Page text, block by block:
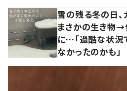
雪の残る冬の日
まさかの生き物
に…「過酷な状況
なかったのかも」